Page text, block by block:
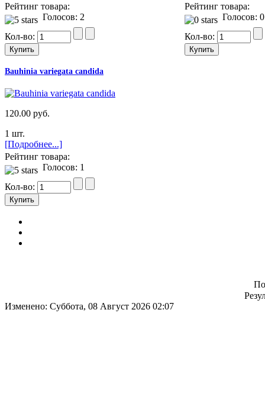
Рейтинг товара:
Голосов: 2
Кол-во:
Рейтинг товара:
Голосов: 0
Кол-во:
Bauhinia variegata candida
120.00 руб.
1 шт.
[Подробнее...]
Рейтинг товара:
Голосов: 1
Кол-во:
Изменено: Суббота, 08 Август 2026 02:07